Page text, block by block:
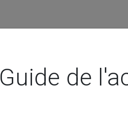
Guide de